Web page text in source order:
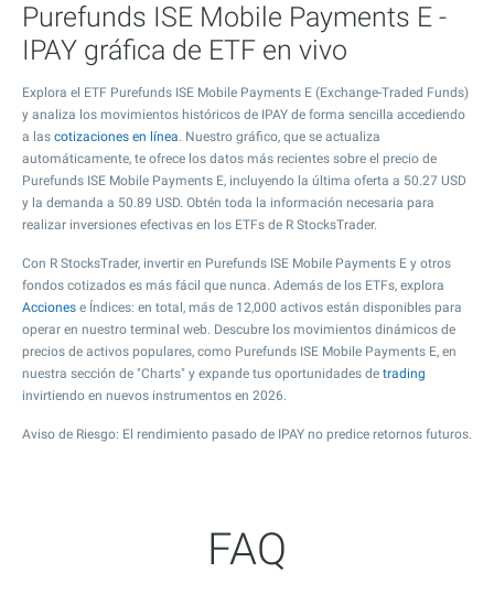
Purefunds ISE Mobile Payments E -
IPAY gráfica de ETF en vivo
Explora el ETF Purefunds ISE Mobile Payments E (Exchange-Traded Funds)
y analiza los movimientos históricos de IPAY de forma sencilla accediendo
a las cotizaciones en línea. Nuestro gráfico, que se actualiza
automáticamente, te ofrece los datos más recientes sobre el precio de
Purefunds ISE Mobile Payments E, incluyendo la última oferta a 50.27 USD
y la demanda a 50.89 USD. Obtén toda la información necesaria para
realizar inversiones efectivas en los ETFs de R StocksTrader.
Con R StocksTrader, invertir en Purefunds ISE Mobile Payments E y otros
fondos cotizados es más fácil que nunca. Además de los ETFs, explora
Acciones e Índices: en total, más de 12,000 activos están disponibles para
operar en nuestro terminal web. Descubre los movimientos dinámicos de
precios de activos populares, como Purefunds ISE Mobile Payments E, en
nuestra sección de "Charts" y expande tus oportunidades de trading
invirtiendo en nuevos instrumentos en 2026.
Aviso de Riesgo: El rendimiento pasado de IPAY no predice retornos futuros.
FAQ